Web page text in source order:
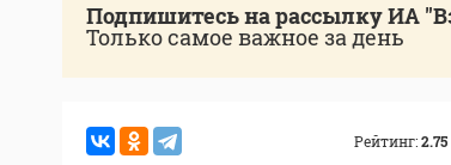
Подпишитесь на рассылку ИА
Только самое важное за день
Рейтинг:2.75